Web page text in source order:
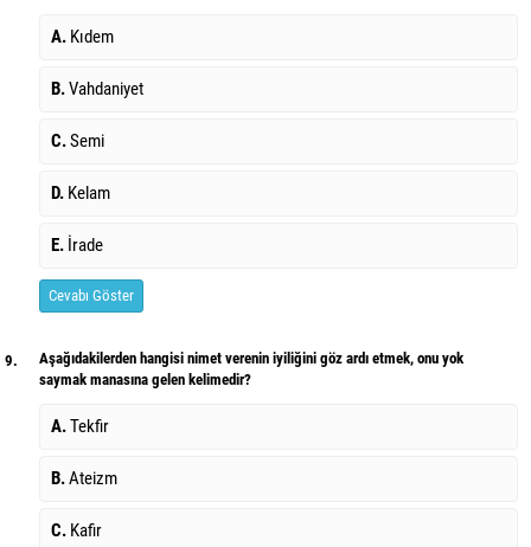
A. Kıdem
B.Vahdaniyet
C.Semi
D. Kelam
E. İrade
Cevabı Göster
9.
Aşağıdakilerden hangisi nimet verenin iyiliğini göz ardı etmek, onu yok
saymak manasına gelen kelimedir?
A.Tekfir
B.Ateizm
C. Kafir